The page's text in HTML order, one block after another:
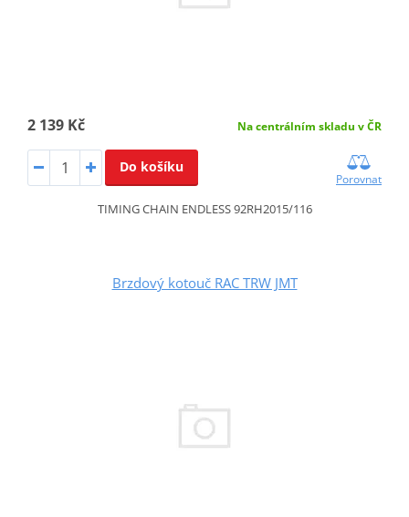
2 139 Kč Na centrálním skladu v ČR
Do košíku
Porovnat
TIMING CHAIN ENDLESS 92RH2015/116
Brzdový kotouč RAC TRW JMT